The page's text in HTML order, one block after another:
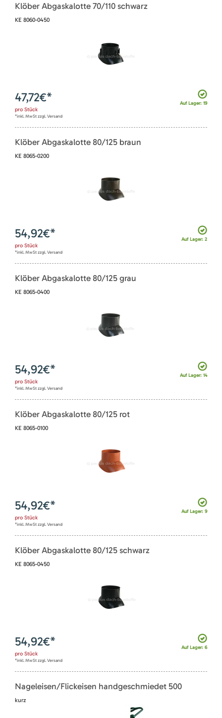
Klöber Abgaskalotte 70/110 schwarz
KE 8060-0450
Auf Lager: 19
47,72€*
pro Stück
*inkl. MwSt zzgl. Versand
Klöber Abgaskalotte 80/125 braun
KE 8065-0200
Auf Lager: 2
54,92€*
pro Stück
*inkl. MwSt zzgl. Versand
Klöber Abgaskalotte 80/125 grau
KE 8065-0400
Auf Lager: 14
54,92€*
pro Stück
*inkl. MwSt zzgl. Versand
Klöber Abgaskalotte 80/125 rot
KE 8065-0100
Auf Lager: 9
54,92€*
pro Stück
*inkl. MwSt zzgl. Versand
Klöber Abgaskalotte 80/125 schwarz
KE 8065-0450
Auf Lager: 6
54,92€*
pro Stück
*inkl. MwSt zzgl. Versand
Nageleisen/Flickeisen handgeschmiedet 500
kurz